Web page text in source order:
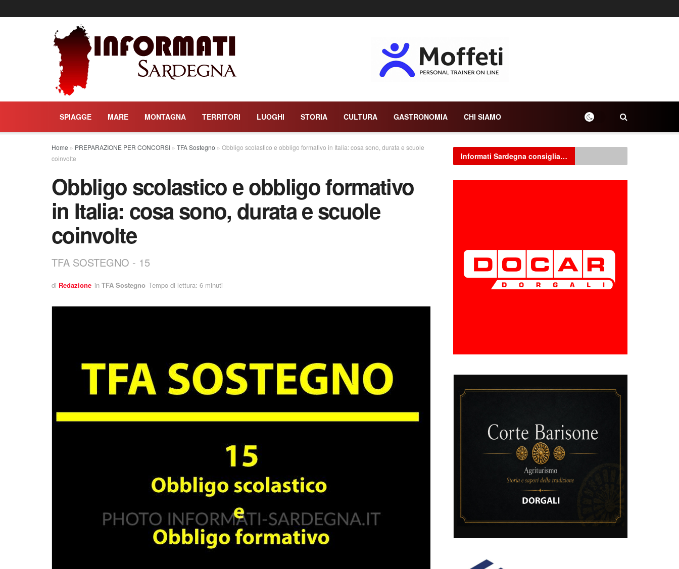
SPIAGGE MARE MONTAGNA TERRITORI LUOGHI STORIA CULTURA GASTRONOMIA CHI SIAMO
Home » PREPARAZIONE PER CONCORSI » TFA Sostegno » Obbligo scolastico e obbligo formativo in Italia: cosa sono, durata e scuole
coinvolte
Obbligo scolastico e obbligo formativo
in Italia: cosa sono, durata e scuole
coinvolte
TFA SOSTEGNO - 15
di Redazione in TFA Sostegno Tempo di lettura: 6 minuti
Informati Sardegna consiglia…